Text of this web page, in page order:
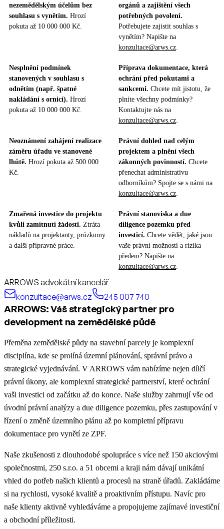
nezemědělským účelům bez
souhlasu s vynětím. Hrozí
pokuta až 10 000 000 Kč.
orgánů a zajištění všech
potřebných povolení.
Potřebujete zajistit souhlas s
vynětím? Napište na
konzultace@arws.cz
Nesplnění podmínek
stanovených v souhlasu s
odnětím (např. špatné
nakládání s ornicí). Hrozí
pokuta až 10 000 000 Kč.
Příprava dokumentace, která
ochrání před pokutami a
sankcemi. Chcete mít jistotu, že
plníte všechny podmínky?
Kontaktujte nás na
konzultace@arws.cz
Neoznámení zahájení realizace
záměru úřadu ve stanovené
lhůtě. Hrozí pokuta až 500 000
Kč.
Právní dohled nad celým
projektem a plnění všech
zákonných povinností. Chcete
přenechat administrativu
odborníkům? Spojte se s námi na
konzultace@arws.cz
Zmařená investice do projektu
kvůli zamítnutí žádosti. Ztráta
nákladů na projektanty, průzkumy
a další přípravné práce.
Právní stanoviska a due
diligence pozemku před
investicí. Chcete vědět, jaké jsou
vaše právní možnosti a rizika
předem? Napište na
konzultace@arws.cz
ARROWS advokátní kancelář
konzultace@arws.cz
245 007 740
ARROWS: Váš strategický partner pro
development na zemědělské půdě
Přeměna zemědělské půdy na stavební parcely je komplexní
disciplína, kde se prolíná územní plánování, správní právo a
strategické vyjednávání. V ARROWS vám nabízíme nejen dílčí
právní úkony, ale komplexní strategické partnerství, které ochrání
vaši investici od začátku až do konce. Naše služby zahrnují vše od
úvodní právní analýzy a due diligence pozemku, přes zastupování v
řízení o změně územního plánu až po kompletní přípravu
dokumentace pro vynětí ze ZPF.
Naše zkušenosti z dlouhodobé spolupráce s více než 150 akciovými
společnostmi, 250 s.r.o. a 51 obcemi a kraji nám dávají unikátní
vhled do potřeb našich klientů a procesů na straně úřadů. Zakládáme
si na rychlosti, vysoké kvalitě a proaktivním přístupu. Navíc pro
naše klienty aktivně vyhledáváme a propojujeme zajímavé investiční
a obchodní příležitosti.